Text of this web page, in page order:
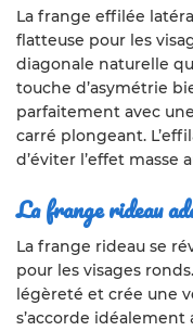
La frange effilée
flatteuse pour les
diagonale naturelle
touche d’asymétrie
parfaitement avec
carré plongeant.
d’éviter l’effet masse
La frange rideau
La frange rideau se
pour les visages
légèreté et crée une
s’accorde idéalement